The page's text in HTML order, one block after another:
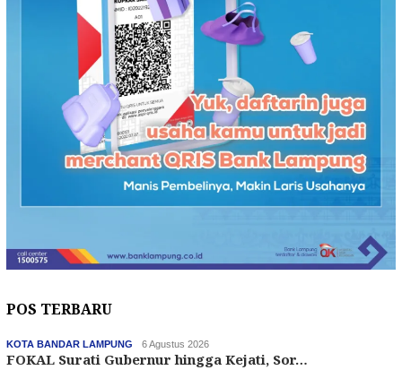
POS TERBARU
KOTA BANDAR LAMPUNG 6 Agustus 2026
FOKAL Surati Gubernur hingga Kejati, Sor…